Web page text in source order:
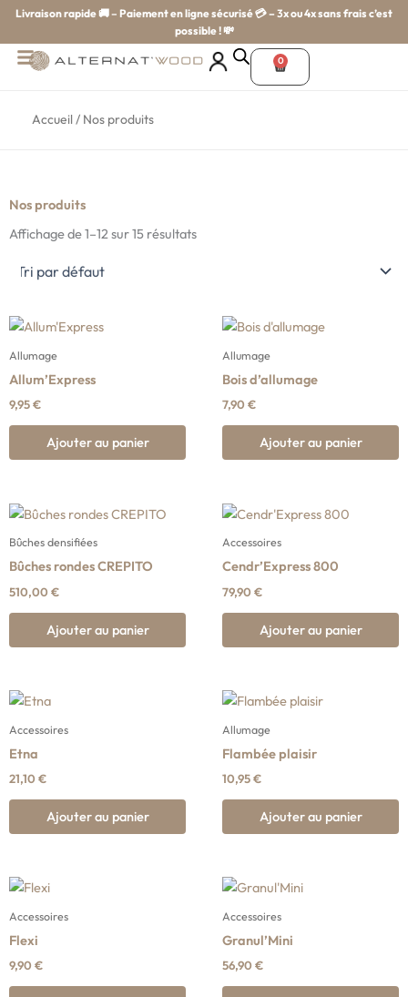
Aller
contenu
Livraison rapide🚚 – Paiement en ligne sécurisé💳– 3x ou 4x sans frais c’est
possible !💸
0
Panier
Accueil/ Nos produits
Nos produits
Affichage de 1–12 sur 15 résultats
Allumage
Allum’Express
9,95€
Ajouter au panier
Allumage
Bois d’allumage
7,90 €
Ajouter au panier
Bûches densifiées
Bûches rondes CREPITO
510,00 €
Ajouter au panier
Accessoires
Cendr’Express 800
79,90 €
Ajouter au panier
Accessoires
Etna
21,10 €
Ajouter au panier
Allumage
Flambée plaisir
10,95€
Ajouter au panier
Accessoires
Flexi
9,90 €
Accessoires
Granul’Mini
56,90 €